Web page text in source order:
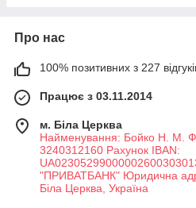
Про нас
100% позитивних з 227
Працює з 03.11.2014
м. Біла Церква
Найменування: Бойко Н. М.
3240312160 Рахунок IBAN:
"ПРИВАТБАНК" Юридична
Біла Церква, Україна